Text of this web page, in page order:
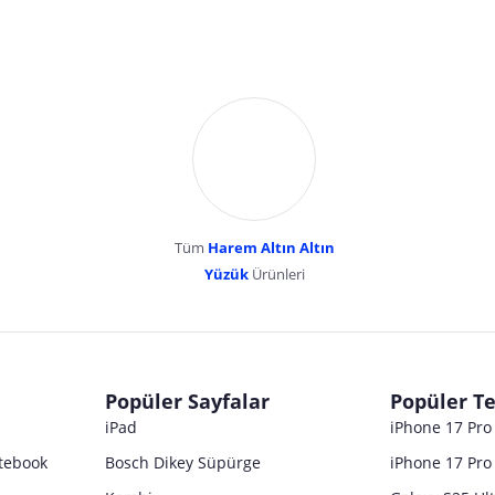
YENİBOSNA MERKEZ MAH LADİN SOK
Tüm Harem Altın Altın
YüzükÜrünleri
Popüler Sayfalar
iPad
Bosch Dikey Süpürge
Popüler
iPhone 17
iPhone 17 Pro